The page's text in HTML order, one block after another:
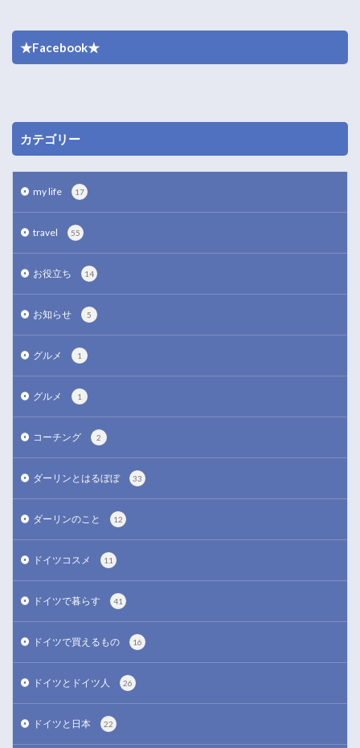
★Facebook★
カテゴリー
my life 17
travel 55
お役立ち 14
お知らせ 5
グルメ 1
グルメ 1
コーチング 2
ダーリンとはるぼぼ 33
ダーリンのこと 12
ドイツコスメ 11
ドイツで暮らす 41
ドイツで買えるもの 16
ドイツとドイツ人 26
ドイツと日本 22